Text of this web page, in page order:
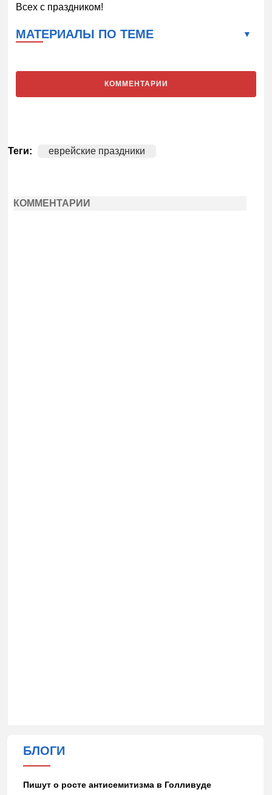
Всех с праздником!
МАТЕРИАЛЫ ПО ТЕМЕ
КОММЕНТАРИИ
Теги: еврейские праздники
КОММЕНТАРИИ
БЛОГИ
Пишут о росте антисемитизма в Голливуде